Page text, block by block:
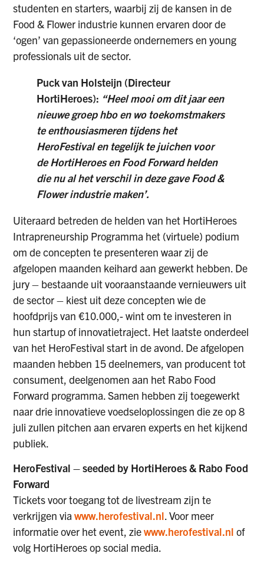
studenten en starters, waarbij zij de kansen in de
Food & Flower industrie kunnen ervaren door de
‘ogen’ van gepassioneerde ondernemers en young
professionals uit de sector.
Puck van Holsteijn (Directeur
HortiHeroes): “Heel mooi om dit jaar een
nieuwe groep hbo en wo toekomstmakers
te enthousiasmeren tijdens het
HeroFestival en tegelijk te juichen voor
de HortiHeroes en Food Forward helden
die nu al het verschil in deze gave Food &
Flower industrie maken’.
Uiteraard betreden de helden van het HortiHeroes
Intrapreneurship Programma het (virtuele) podium
om de concepten te presenteren waar zij de
afgelopen maanden keihard aan gewerkt hebben. De
jury – bestaande uit vooraanstaande vernieuwers uit
de sector – kiest uit deze concepten wie de
hoofdprijs van €10.000,- wint om te investeren in
hun startup of innovatietraject. Het laatste onderdeel
van het HeroFestival start in de avond. De afgelopen
maanden hebben 15 deelnemers, van producent tot
consument, deelgenomen aan het Rabo Food
Forward programma. Samen hebben zij toegewerkt
naar drie innovatieve voedseloplossingen die ze op 8
juli zullen pitchen aan ervaren experts en het kijkend
publiek.
HeroFestival – seeded by HortiHeroes & Rabo Food
Forward
Tickets voor toegang tot de livestream zijn te
verkrijgen viawww.herofestival.nl. Voor meer
informatie over het event, ziewww.herofestival.nl of
volg HortiHeroes op social media.